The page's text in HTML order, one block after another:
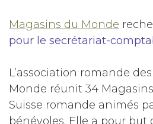
Magasins du Monde
pour le secrétariat-
L’association romande
Monde réunit 34
Suisse romande animés
bénévoles. Elle a pour but